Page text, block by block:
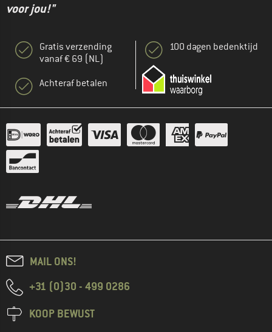
voor jou!"
Gratis verzending
vanaf € 69 (NL)
Achteraf betalen
100 dagen bedenktijd
MAIL ONS!
+31 (0)30 - 499 0286
KOOP BEWUST